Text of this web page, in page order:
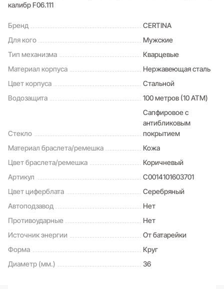
калибр F06.111
Бренд
CERTINA
Для кого
Мужские
Тип механизма
Кварцевые
Материал корпуса
Нержавеющая сталь
Цвет корпуса
Стальной
Водозащита
100 метров (10 ATM)
Стекло
Сапфировое с
антибликовым
покрытием
Материал браслета/ремешка
Кожа
Цвет браслета/ремешка
Коричневый
Артикул
C0014101603701
Цвет циферблата
Серебряный
Автоподзавод
Нет
Противоударные
Нет
Источник энергии
От батарейки
Форма
Круг
Диаметр (мм.)
36